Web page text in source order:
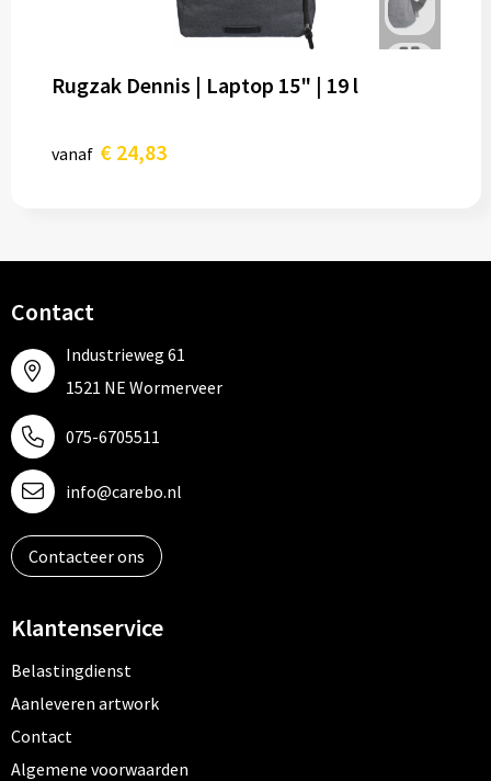
Rugzak Dennis | Laptop 15" | 19 l
vanaf € 24,83
Contact
Industrieweg 61
1521 NE Wormerveer
075-6705511
info@carebo.nl
Contacteer ons
Klantenservice
Belastingdienst
Aanleveren artwork
Contact
Algemene voorwaarden